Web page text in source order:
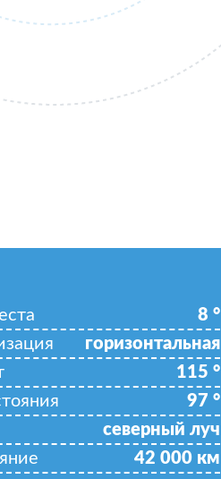
8 °
горизонтальная
115 °
97 °
северный луч
42 000 км